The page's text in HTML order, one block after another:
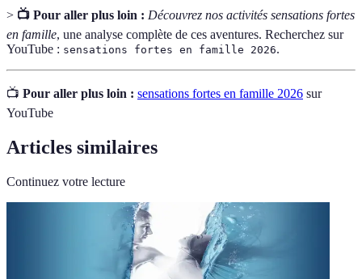
> 📺 Pour aller plus loin : Découvrez nos activités sensations fortes
en famille, une analyse complète de ces aventures. Recherchez sur
YouTube : sensations fortes en famille 2026.
📺 Pour aller plus loin : sensations fortes en famille 2026 sur
YouTube
Articles similaires
Continuez votre lecture